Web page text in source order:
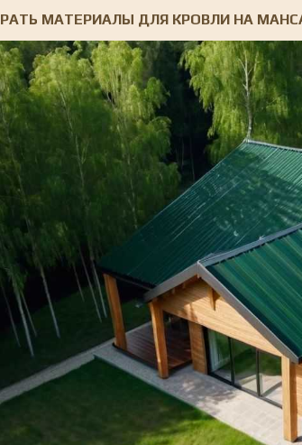
МАТЕРИАЛЫ ДЛЯ КРОВЛИ НА